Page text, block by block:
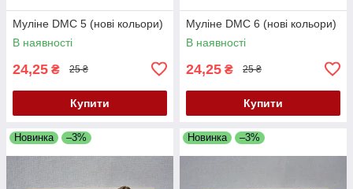
Муліне DMC 5 (нові кольори)
В наявності
24,25 ₴ 25 ₴
Купити
Муліне DMC 6 (нові кольори)
В наявності
24,25 ₴ 25 ₴
Купити
Новинка –3% Новинка –3%